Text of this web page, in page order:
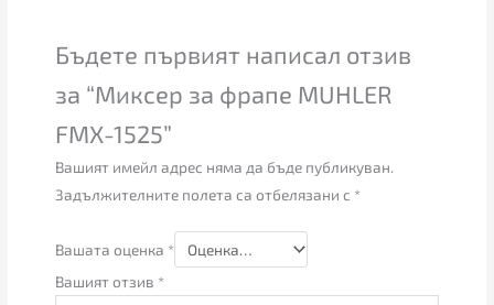
Бъдете първият написал отзив
за “Миксер за фрапе MUHLER
FMX-1525”
Вашият имейл адрес няма да бъде публикуван.
Задължителните полета са отбелязани с *
Вашата оценка *
Вашият отзив *